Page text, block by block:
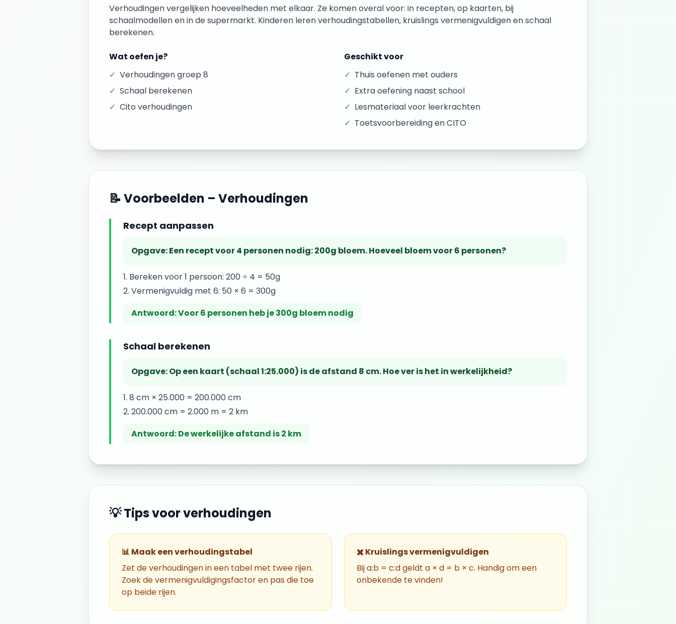
Verhoudingen vergelijken hoeveelheden met elkaar. Ze komen overal voor: in recepten, op kaarten, bij
schaalmodellen en in de supermarkt. Kinderen leren verhoudingstabellen, kruislings vermenigvuldigen en schaal
berekenen.
Wat oefen je?
✓ Verhoudingen groep 8
✓ Schaal berekenen
✓ Cito verhoudingen
Geschikt voor
✓ Thuis oefenen met ouders
✓ Extra oefening naast school
✓ Lesmateriaal voor leerkrachten
✓ Toetsvoorbereiding en CITO
📝 Voorbeelden – Verhoudingen
Recept aanpassen
Opgave:Een recept voor 4 personen nodig: 200g bloem. Hoeveel bloem voor 6 personen?
Bereken voor 1 persoon: 200 ÷ 4 = 50g
Vermenigvuldig met 6: 50 × 6 = 300g
Antwoord:Voor 6 personen heb je 300g bloem nodig
Schaal berekenen
Opgave:Op een kaart (schaal 1:25.000) is de afstand 8 cm. Hoe ver is het in werkelijkheid?
8 cm × 25.000 = 200.000 cm
200.000 cm = 2.000 m = 2 km
Antwoord:De werkelijke afstand is 2 km
💡 Tips voorverhoudingen
📊 Maak een verhoudingstabel
Zet de verhoudingen in een tabel met twee rijen.
Zoek de vermenigvuldigingsfactor en pas die toe
op beide rijen.
✖️ Kruislings vermenigvuldigen
Bij a:b = c:d geldt a × d = b × c. Handig om een
onbekende te vinden!